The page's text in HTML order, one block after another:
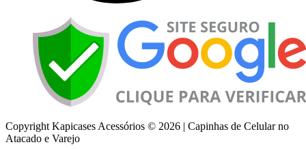
Copyright Kapicases Acessórios © 2026 | Capinhas de Celular no
Atacado e Varejo